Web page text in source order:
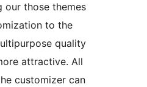
our those themes
to the
quality
attractive. All
customizer can